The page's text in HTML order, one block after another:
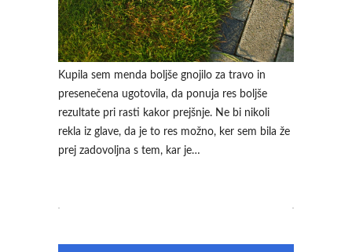
Kupila sem menda boljše gnojilo za travo in
presenečena ugotovila, da ponuja res boljše
rezultate pri rasti kakor prejšnje. Ne bi nikoli
rekla iz glave, da je to res možno, ker sem bila že
prej zadovoljna s tem, kar je…